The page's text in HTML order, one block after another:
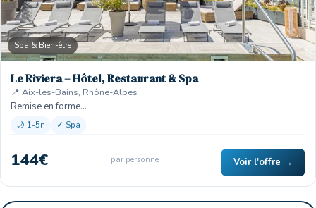
Spa & Bien-être
Le Riviera – Hôtel, Restaurant & Spa
📍 Aix-les-Bains, Rhône-Alpes
Remise en forme…
🌙 1-5n ✓ Spa
144€ par personne Voir l'offre →